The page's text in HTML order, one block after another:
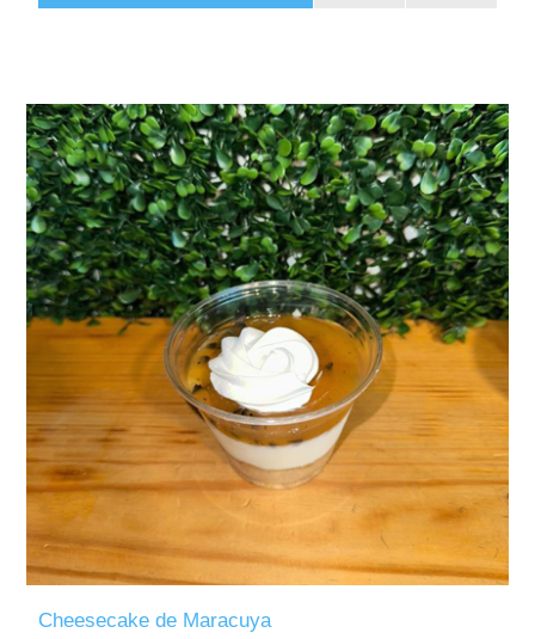
Cheesecake de Maracuya